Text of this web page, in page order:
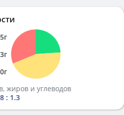
г
г
г
жиров и углеводов
: 1.3